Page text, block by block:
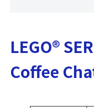
LEGO®
Coffee